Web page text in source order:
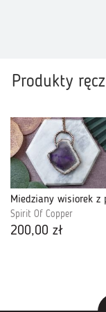
Produkty
Spirit Of Copper
200,00 zł